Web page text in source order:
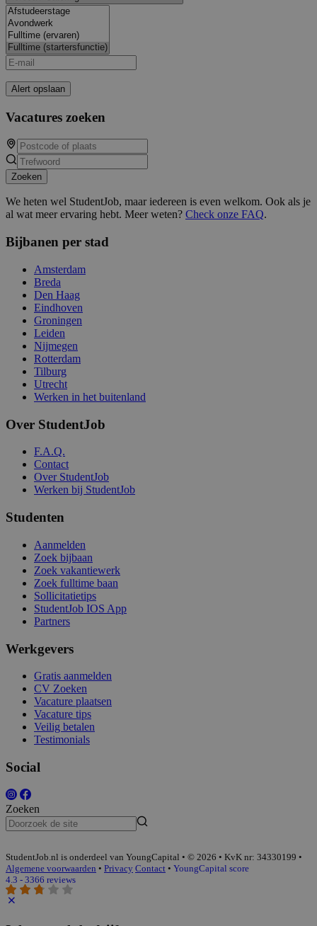
Alert opslaan
Vacatures zoeken
Zoeken
We heten wel StudentJob, maar iedereen is even welkom. Ook als je
al wat meer ervaring hebt. Meer weten? Check onze FAQ.
Bijbanen per stad
Amsterdam
Breda
Den Haag
Eindhoven
Groningen
Leiden
Nijmegen
Rotterdam
Tilburg
Utrecht
Werken in het buitenland
Over StudentJob
F.A.Q.
Contact
Over StudentJob
Werken bij StudentJob
Studenten
Aanmelden
Zoek bijbaan
Zoek vakantiewerk
Zoek fulltime baan
Sollicitatietips
StudentJob IOS App
Partners
Werkgevers
Gratis aanmelden
CV Zoeken
Vacature plaatsen
Vacature tips
Veilig betalen
Testimonials
Social
Zoeken
StudentJob.nl is onderdeel van YoungCapital • © 2026 • KvK nr: 34330199 •
Algemene voorwaarden • Privacy Contact • YoungCapital score
4.3 - 3366 reviews